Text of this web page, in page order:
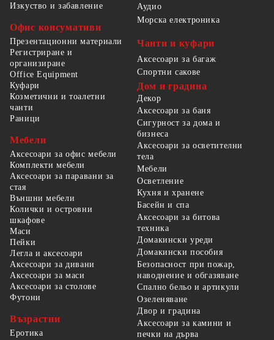
Изкуство и забавление
Офис консумативи
Презентационни материали
Регистриране и
организиране
Office Equipment
Аудио
Морска електроника
Чанти и куфари
Аксесоари за багаж
Спортни сакове
Куфари
Козметични и тоалетни
чанти
Раници
Мебели
Аксесоари за офис мебели
Комплекти мебели
Аксесоари за паравани за
стая
Външни мебели
Колички и островни
шкафове
Маси
Пейки
Легла и аксесоари
Аксесоари за дивани
Аксесоари за маси
Аксесоари за столове
Футони
Възрастни
Еротика
Дом и градина
Декор
Аксесоари за баня
Сигурност за дома и
бизнеса
Аксесоари за осветителни
тела
Мебели
Осветление
Кухня и хранене
Басейн и спа
Аксесоари за битова
техника
Домакински уреди
Домакински пособия
Безопасност при пожар,
наводнение и обгазяване
Спално бельо и артикули
Озеленяване
Двор и градина
Аксесоари за камини и
печки на дърва